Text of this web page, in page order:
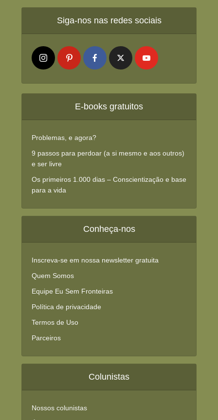
Siga-nos nas redes sociais
E-books gratuitos
Problemas, e agora?
9 passos para perdoar (a si mesmo e aos outros)
e ser livre
Os primeiros 1.000 dias – Conscientização e base
para a vida
Conheça-nos
Inscreva-se em nossa newsletter gratuita
Quem Somos
Equipe Eu Sem Fronteiras
Política de privacidade
Termos de Uso
Parceiros
Colunistas
Nossos colunistas